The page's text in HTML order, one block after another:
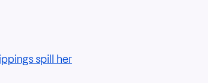
spill her